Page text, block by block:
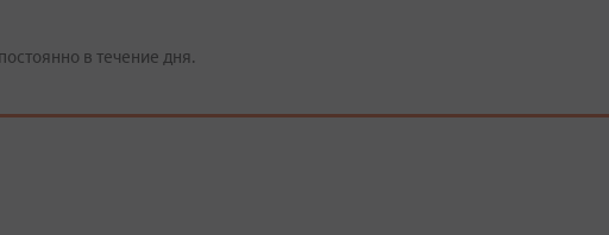
в течение дня.